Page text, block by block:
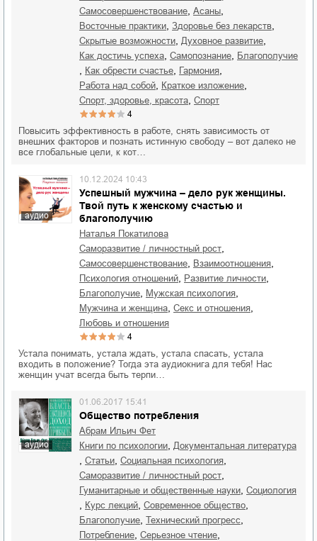
самосовершенствование асаны
восточные практики здоровье без лекарств
скрытые возможности духовное развитие
как достичь успеха самопознание благополучие
как обрести счастье гармония
работа над собой краткое изложение
спорт, здоровье, красота спорт
4
Повысить эффективность в работе, снять зависимость от
внешних факторов и познать истинную свободу – вот далеко не
все глобальные цели, к кот…
аудио
Успешный мужчина – дело рук женщины.
Твой путь к женскому счастью и
благополучию
10.12.2024 10:43
Наталья Покатилова
саморазвитие / личностный рост
самосовершенствование взаимоотношения
психология отношений развитие личности
благополучие мужская психология
мужчина и женщина секс и отношения
любовь и отношения
4
Устала понимать, устала ждать, устала спасать, устала
входить в положение? Тогда эта аудиокнига для тебя! Нас
женщин учат всегда быть терпи…
аудио
Общество потребления
01.06.2017 15:41
Абрам Ильич Фет
книги по психологии
документальная литература
статьи социальная психология
саморазвитие / личностный рост
гуманитарные и общественные науки социология
курс лекций современное общество
благополучие технический прогресс
потребление серьезное чтение